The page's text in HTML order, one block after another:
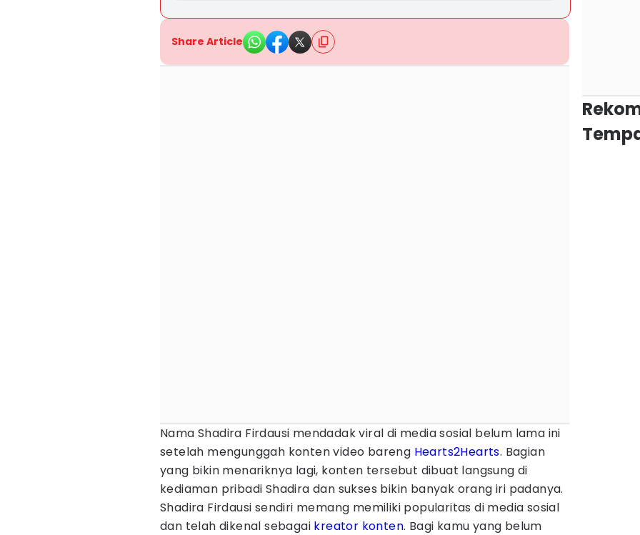
Share Article
Nama Shadira Firdausi mendadak viral di media sosial belum lama ini
setelah mengunggah konten video bareng Hearts2Hearts. Bagian
yang bikin menariknya lagi, konten tersebut dibuat langsung di
kediaman pribadi Shadira dan sukses bikin banyak orang iri padanya.
Shadira Firdausi sendiri memang memiliki popularitas di media sosial
dan telah dikenal sebagai kreator konten. Bagi kamu yang belum